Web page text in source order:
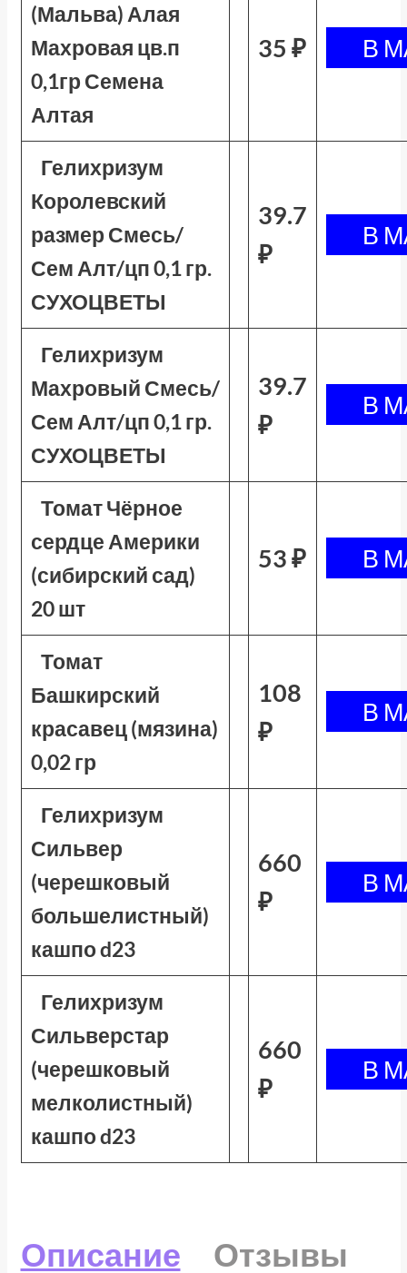
(Мальва) Алая
Махровая цв.п
0,1гр Семена
Алтая
35 ₽
Гелихризум
Королевский
размер Смесь/
Сем Алт/цп 0,1 гр.
СУХОЦВЕТЫ
39.7
₽
Гелихризум
Махровый Смесь/
Сем Алт/цп 0,1 гр.
СУХОЦВЕТЫ
39.7
₽
Томат Чёрное
сердце Америки
(сибирский сад)
20 шт
53 ₽
Томат
Башкирский
красавец (мязина)
0,02 гр
108
₽
Гелихризум
Сильвер
(черешковый
большелистный)
кашпо d23
660
₽
Гелихризум
Сильверстар
(черешковый
мелколистный)
кашпо d23
660
₽
Описание
Отзывы